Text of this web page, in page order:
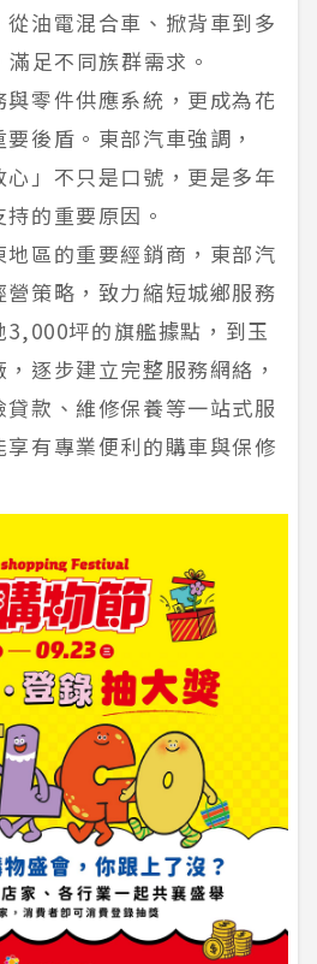
油電混合車、掀背車到多
足不同族群需求。
零件供應系統，更成為花
後盾。東部汽車強調，
心」不只是口號，更是多年
的重要原因。
區的重要經銷商，東部汽
策略，致力縮短城鄉服務
3,000坪的旗艦據點，到玉
逐步建立完整服務網絡，
款、維修保養等一站式服
有專業便利的購車與保修